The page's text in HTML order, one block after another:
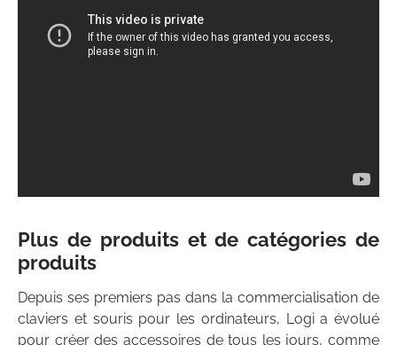
Plus de produits et de catégories de
produits
Depuis ses premiers pas dans la commercialisation de
claviers et souris pour les ordinateurs, Logi a évolué
pour créer des accessoires de tous les jours, comme